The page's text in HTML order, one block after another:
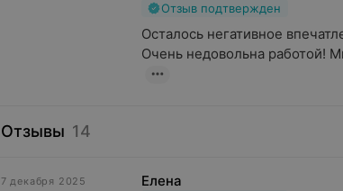
Отзыв подтвержден
Осталось негативное
Очень недовольна работой!
Отзывы 14
7 декабря 2025 Елена